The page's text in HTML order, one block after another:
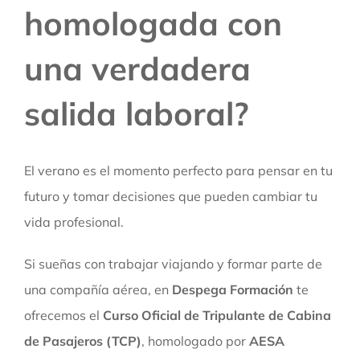
homologada con
una verdadera
salida laboral?
El verano es el momento perfecto para pensar en tu
futuro y tomar decisiones que pueden cambiar tu
vida profesional.
Si sueñas con trabajar viajando y formar parte de
una compañía aérea, en Despega Formación te
ofrecemos el Curso Oficial de Tripulante de Cabina
de Pasajeros (TCP), homologado por AESA